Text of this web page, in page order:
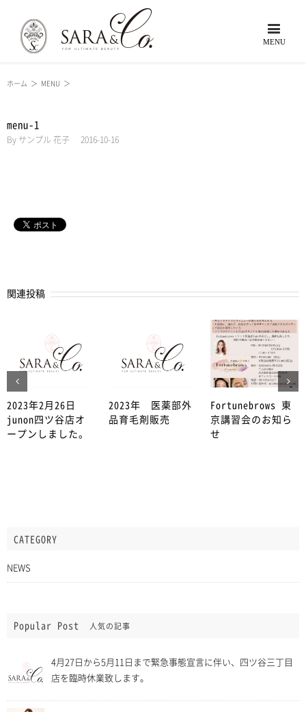
ホーム ＞ MENU ＞
menu-1
By サンプル 花子 2016-10-16
関連投稿
2023年2月26日
junon四ツ谷店オ
ープンしました。
2023年 医薬部外
品育毛剤販売
Fortunebrows 東
京講習会のお知ら
せ
CATEGORY
NEWS
Popular Post 人気の記事
4月27日から5月11日まで緊急事態宣言に伴い、四ツ谷三丁目
店を臨時休業致します。